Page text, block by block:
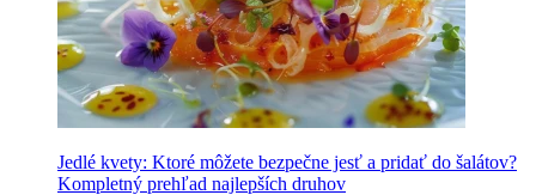
Jedlé kvety: Ktoré môžete bezpečne jesť a pridať do šalátov?
Kompletný prehľad najlepších druhov